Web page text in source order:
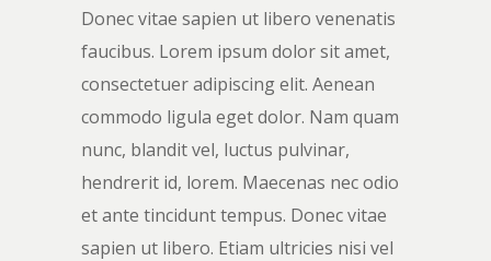
Donec vitae sapien ut libero venenatis
faucibus. Lorem ipsum dolor sit amet,
consectetuer adipiscing elit. Aenean
commodo ligula eget dolor. Nam quam
nunc, blandit vel, luctus pulvinar,
hendrerit id, lorem. Maecenas nec odio
et ante tincidunt tempus. Donec vitae
sapien ut libero. Etiam ultricies nisi vel